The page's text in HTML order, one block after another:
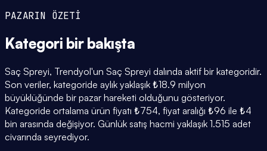
PAZARIN ÖZETİ
Kategori bir bakışta
Saç Spreyi, Trendyol'un Saç Spreyi dalında aktif bir kategoridir.
Son veriler, kategoride aylık yaklaşık ₺18.9 milyon
büyüklüğünde bir pazar hareketi olduğunu gösteriyor.
Kategoride ortalama ürün fiyatı ₺754, fiyat aralığı ₺96 ile ₺4
bin arasında değişiyor. Günlük satış hacmi yaklaşık 1.515 adet
civarında seyrediyor.